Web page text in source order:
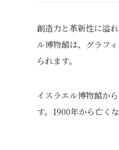
創造力と革新性に溢
ル博物館は、グラフ
られます。
イスラエル博物館か
す。1900年から亡く